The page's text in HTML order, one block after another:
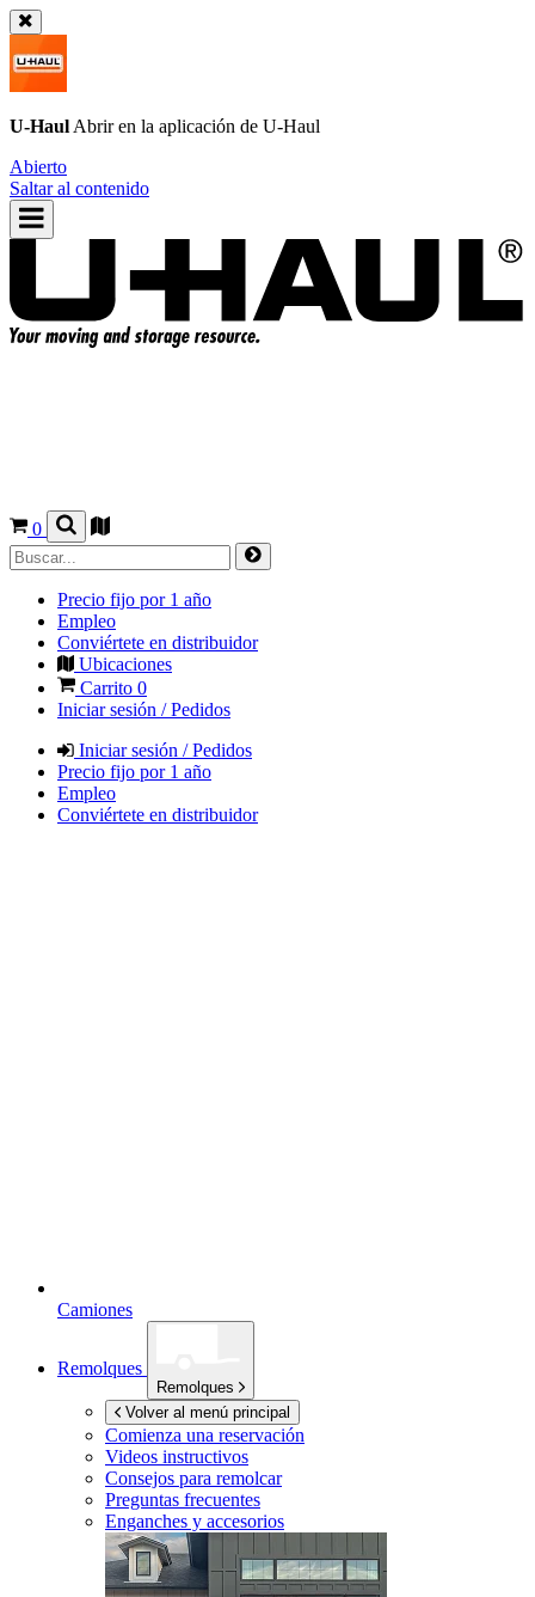
U-Haul Abrir en la aplicación de U-Haul
Abierto
Saltar al contenido
0
Precio fijo por 1 año
Empleo
Conviértete en distribuidor
Ubicaciones
Carrito 0
Iniciar sesión / Pedidos
Iniciar sesión / Pedidos
Precio fijo por 1 año
Empleo
Conviértete en distribuidor
Camiones
Remolques
Remolques
Volver al menú principal
Comienza una reservación
Videos instructivos
Consejos para remolcar
Preguntas frecuentes
Enganches y accesorios